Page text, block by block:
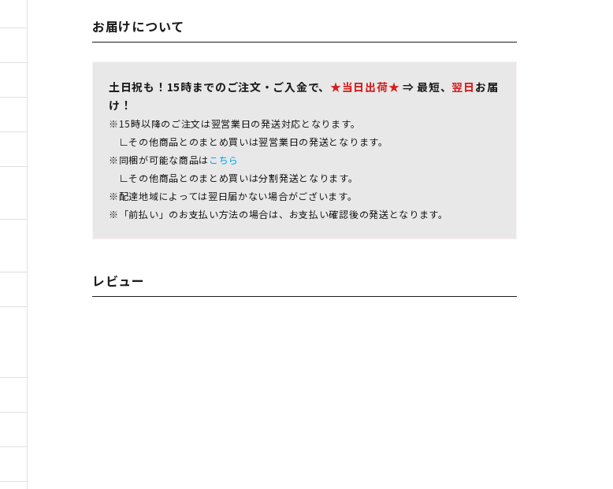
お届けについて
土日祝も！15時までのご注文・ご入金で、 ★当日出荷★ ⇒ 最短、翌日 お届
け！
※15時以降のご注文は翌営業日の発送対応となります。
∟その他商品とのまとめ買いは翌営業日の発送となります。
※同梱が可能な商品はこちら
∟その他商品とのまとめ買いは分割発送となります。
※配達地域によっては翌日届かない場合がございます。
※「前払い」のお支払い方法の場合は、お支払い確認後の発送となります。
レビュー